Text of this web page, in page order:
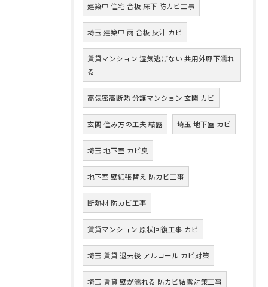
建築中 住宅 合板 床下 防カビ工事
埼玉 建築中 雨 合板 灰汁 カビ
賃貸マンション 湿気逃げない 共用外廊下濡れ
る
高気密高断熱 分譲マンション 玄関 カビ
玄関 住み方の工夫 結露 埼玉 地下室 カビ
埼玉 地下室 カビ臭
地下室 壁紙張替え 防カビ工事
断熱材 防カビ工事
賃貸マンション 原状回復工事 カビ
埼玉 賃貸 退去後 アルコール カビ対策
埼玉 賃貸 壁が濡れる 防カビ結露対策工事